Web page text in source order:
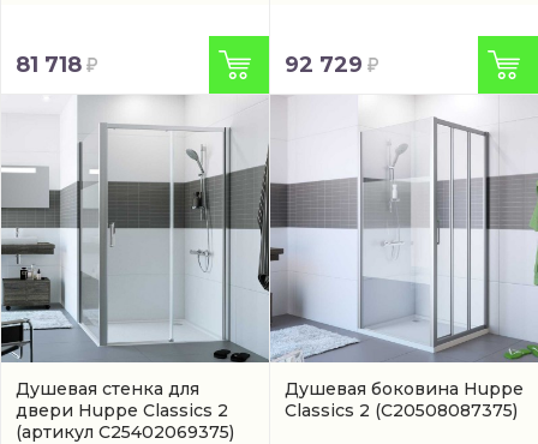
81 718 92 729
Душевая стенка для
двери Huppe Classics 2
(артикул C25402069375)
Душевая боковина Huppe
Classics 2 (C20508087375)